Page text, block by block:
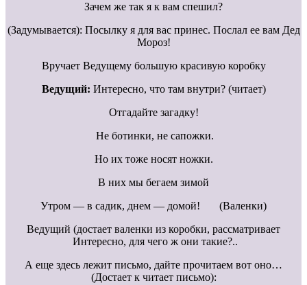
Зачем же так я к вам спешил?
(Задумывается): Посылку я для вас принес. Послал ее вам Дед
Мороз!
Вручает Ведущему большую красивую коробку
Ведущий: Интересно, что там внутри? (читает)
Отгадайте загадку!
Не ботинки, не сапожки.
Но их тоже носят ножки.
В них мы бегаем зимой
Утром — в садик, днем — домой! (Валенки)
Ведущий (достает валенки из коробки, рассматривает
Интересно, для чего ж они такие?..
А еще здесь лежит письмо, дайте прочитаем вот оно…
(Достает к читает письмо):